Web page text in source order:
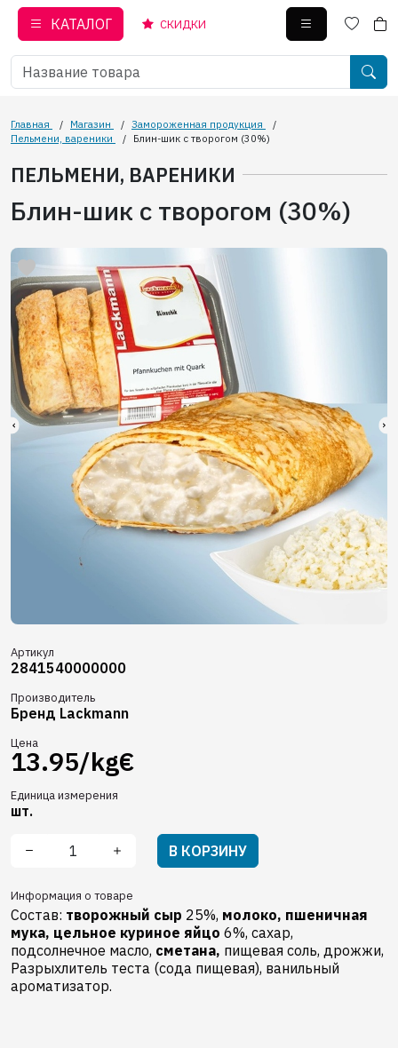
КАТАЛОГ СКИДКИ
Главная / Магазин / Замороженная продукция
/
Пельмени, вареники
/ Блин-шик с творогом (30%)
ПЕЛЬМЕНИ, ВАРЕНИКИ
Блин-шик с творогом (30%)
Артикул
2841540000000
Производитель
Бренд Lackmann
Цена
13.95/kg€
Единица измерения
шт.
В КОРЗИНУ
Информация о товаре
Состав: творожный сыр 25%, молоко, пшеничная
мука, цельное куриное яйцо 6%, сахар,
подсолнечное масло, сметана, пищевая соль, дрожжи,
Разрыхлитель теста (сода пищевая), ванильный
ароматизатор.